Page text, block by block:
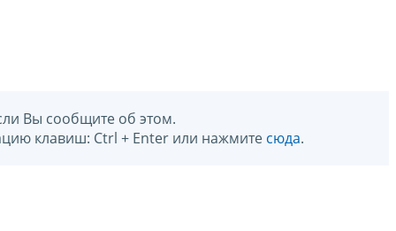
Вы сообщите об этом.
клавиш: Ctrl + Enter или нажмите сюда.